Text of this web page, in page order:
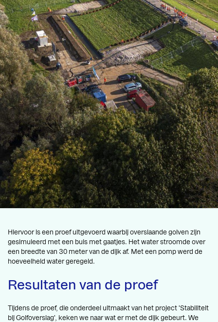
Hiervoor is een proef uitgevoerd waarbij overslaande golven zijn
gesimuleerd met een buis met gaatjes. Het water stroomde over
een breedte van 30 meter van de dijk af. Met een pomp werd de
hoeveelheid water geregeld.
Resultaten van de proef
Tijdens de proef, die onderdeel uitmaakt van het project 'Stabiliteit
bij Golfoverslag', keken we naar wat er met de dijk gebeurt. We